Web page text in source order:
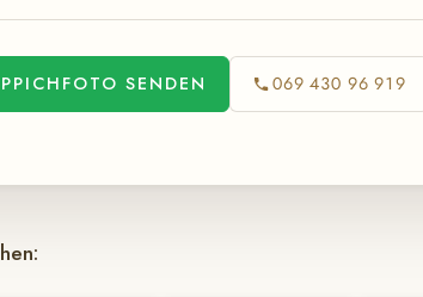
SENDEN 069 430 96 919